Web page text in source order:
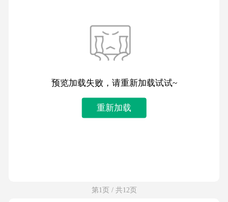
预览加载失败，请重新加载试试~
重新加载
第1页 / 共12页